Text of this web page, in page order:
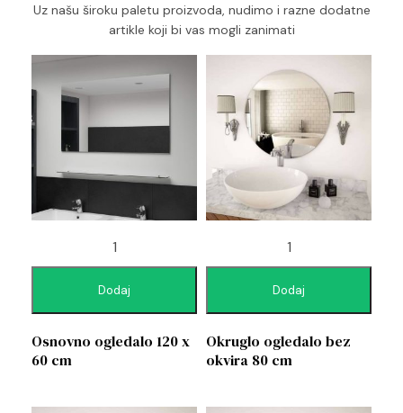
Uz našu široku paletu proizvoda, nudimo i razne dodatne
artikle koji bi vas mogli zanimati
Dodaj
Osnovno ogledalo 120 x
60 cm
Dodaj
Okruglo ogledalo bez
okvira 80 cm